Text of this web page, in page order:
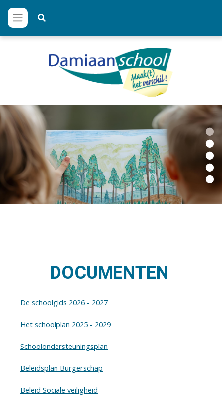
DOCUMENTEN
De schoolgids 2026 - 2027
Het schoolplan 2025 - 2029
Schoolondersteuningsplan
Beleidsplan Burgerschap
Beleid Sociale veiligheid